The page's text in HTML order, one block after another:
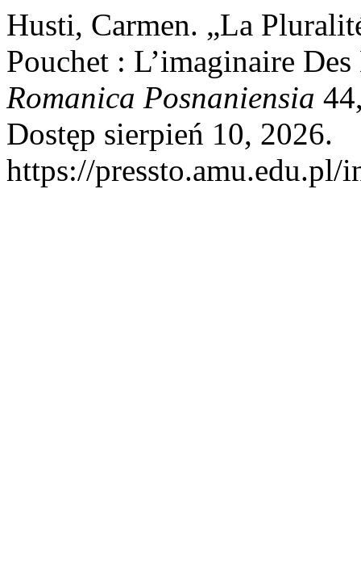
Husti, Carmen. „La
Pouchet : L’imaginaire
Romanica Posnaniensia
Dostęp sierpień 10, 2026.
https://